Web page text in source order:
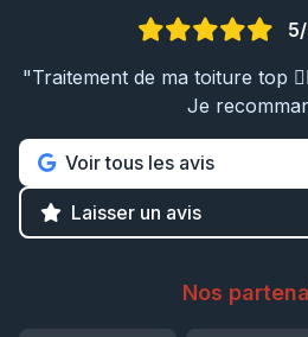
"Traitement de ma toiture top
Je
Voir tous les avis
Laisser un avis
Nos